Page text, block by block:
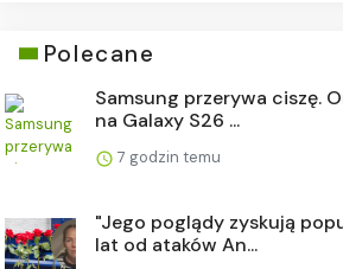
Polecane
Samsung przerywa ciszę.
na Galaxy S26 ...
7 godzin temu
"Jego poglądy zyskują
lat od ataków An...